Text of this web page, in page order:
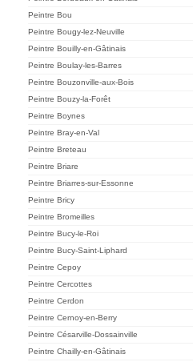
Peintre Bou
Peintre Bougy-lez-Neuville
Peintre Bouilly-en-Gâtinais
Peintre Boulay-les-Barres
Peintre Bouzonville-aux-Bois
Peintre Bouzy-la-Forêt
Peintre Boynes
Peintre Bray-en-Val
Peintre Breteau
Peintre Briare
Peintre Briarres-sur-Essonne
Peintre Bricy
Peintre Bromeilles
Peintre Bucy-le-Roi
Peintre Bucy-Saint-Liphard
Peintre Cepoy
Peintre Cercottes
Peintre Cerdon
Peintre Cernoy-en-Berry
Peintre Césarville-Dossainville
Peintre Chailly-en-Gâtinais